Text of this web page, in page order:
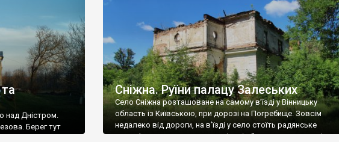
мовою. За всіма традиційними ознаками – цвинтар
український. Хрести датуються 19 століттям. У 1924-1940
роках Болган […]
над Дністром.
Берег тут
Сніжна. Руїни палацу Залеських
Село Сніжна розташоване на самому в’їзді у Вінницьку
область із Київською, при дорозі на Погребище. Зовсім
недалеко від дороги, на в’їзді у село стоїть радянське
рельєфне пано, яке показує жінку і яблуню, а трохи далі,